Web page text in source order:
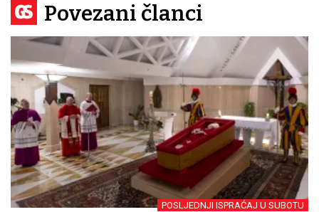
Povezani članci
POSLJEDNJI ISPRAĆAJ U SUBOTU